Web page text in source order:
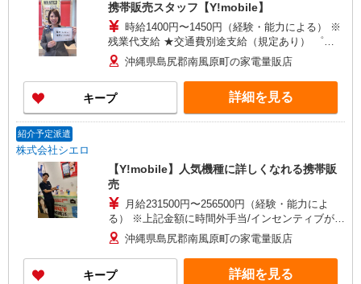
携帯販売スタッフ【Y!mobile】
時給1400円〜1450円（経験・能力による） ※
残業代支給 ★交通費別途支給（規定あり） ゜
+゜・。○。・゜+゜・。○。・゜+゜ 入社祝い金10
万円支給(規定有) お友達を紹介頂くと, インセンテ
ィブ支給(規定有) ★月2回払い・週払い可能（規程
有）★ ゜・。○。・゜+゜・。○。・゜+゜
沖縄県島尻郡南風原町の家電量販店
キープ 詳細を見る
紹介予定派遣
株式会社シエロ
【Y!mobile】人気機種に詳しくなれる携帯販
売
月給231500円〜256500円（経験・能力によ
る） ※上記金額に時間外手当/インセンティブが加
算・賞与あり・時間外手当あり（平均残業時間：
10h/月）・地域手当/職能手当あり・Workstyle支
援金（4000円/月）あり・実績によりインセンティ
ブあり ★交通費別途支給（規定あり） ゜+゜・。
沖縄県島尻郡南風原町の家電量販店
キープ 詳細を見る